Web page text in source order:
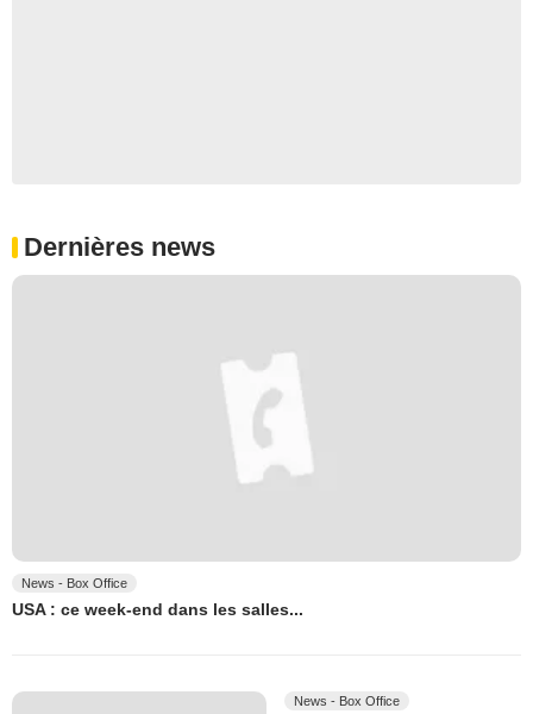
Dernières news
News - Box Office
USA : ce week-end dans les salles...
News - Box Office